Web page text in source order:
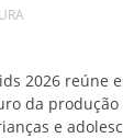
2026 reúne
da produção
e